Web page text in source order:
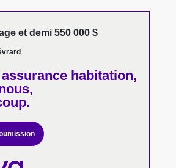
et demi 550 000 $
habitation,